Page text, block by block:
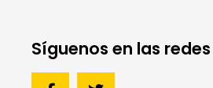
Síguenos en las redes